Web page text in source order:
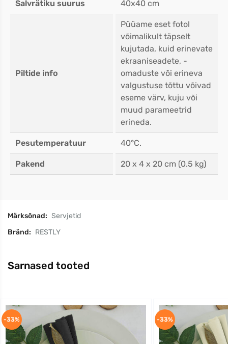
Salvrätiku suurus 40x40 cm
Piltide info
Püüame eset fotol
võimalikult täpselt
kujutada, kuid erinevate
ekraaniseadete, -
omaduste või erineva
valgustuse tõttu võivad
eseme värv, kuju või
muud parameetrid
erineda.
Pesutemperatuur 40°C.
Pakend 20 x 4 x 20 cm (0.5 kg)
Märksõnad: Servjetid
Bränd: RESTLY
Sarnased tooted
-33% -33%